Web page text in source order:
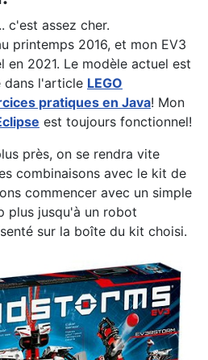
c'est assez cher.
printemps 2016, et mon EV3
2021. Le modèle actuel est
dans l'article LEGO
pratiques en Java! Mon
est toujours fonctionnel!
près, on se rendra vite
combinaisons avec le kit de
commencer avec un simple
plus jusqu'à un robot
sur la boîte du kit choisi.